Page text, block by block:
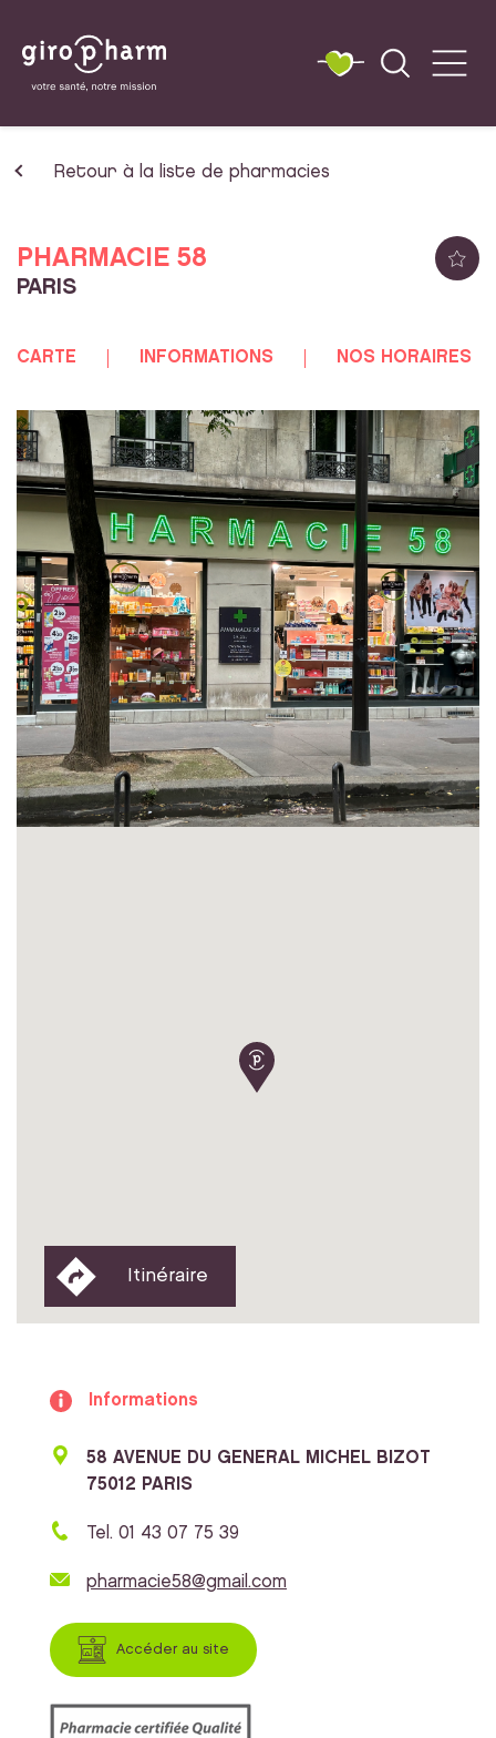
Retour à la liste de pharmacies
PHARMACIE 58
PARIS
CARTE INFORMATIONS NOS HORAIRES
Itinéraire
Informations
58 AVENUE DU GENERAL MICHEL BIZOT
75012 PARIS
Tel. 01 43 07 75 39
pharmacie58@gmail.com
Accéder au site